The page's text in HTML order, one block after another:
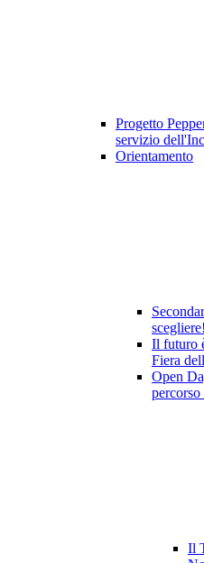
Progetto
servizio
Orientamento
Il futuro
Fiera
Open
Il